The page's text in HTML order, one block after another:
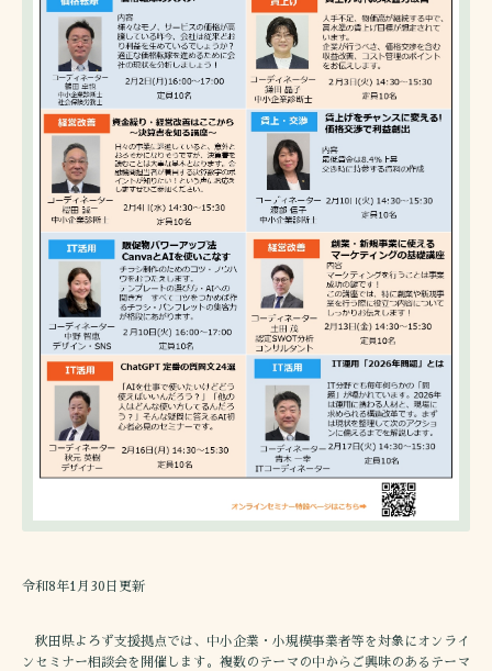
令和8年1月30日更新
秋田県よろず支援拠点では、中小企業・小規模事業者等を対象にオンライ
ンセミナー相談会を開催します。複数のテーマの中からご興味のあるテーマ